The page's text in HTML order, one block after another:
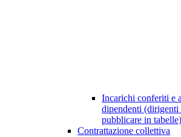
Incarichi conferiti e
dipendenti
pubblicare in tabelle)
Contrattazione collettiva